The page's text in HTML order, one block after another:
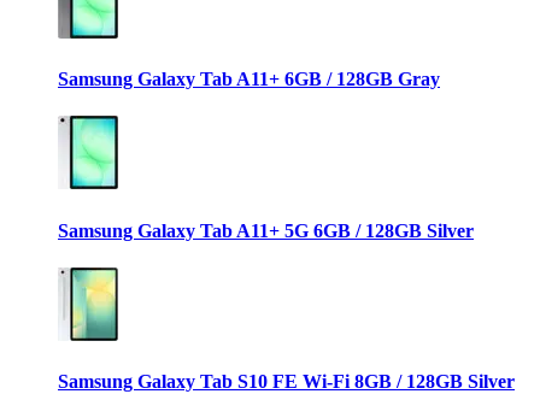
Samsung Galaxy Tab A11+ 6GB / 128GB Gray
Samsung Galaxy Tab A11+ 5G 6GB / 128GB Silver
Samsung Galaxy Tab S10 FE Wi-Fi 8GB / 128GB Silver